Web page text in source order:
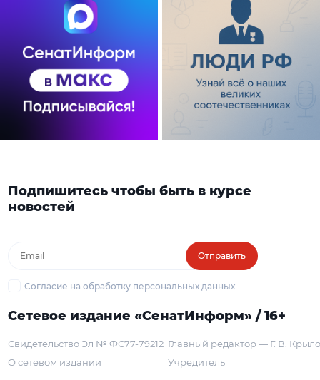
Подпишитесь чтобы быть в курсе
новостей
Отправить
Согласие на обработку персональных данных
Сетевое издание «СенатИнформ» / 16+
Свидетельство Эл № ФС77-79212
О сетевом издании
Главный редактор — Г. В.
Учредитель